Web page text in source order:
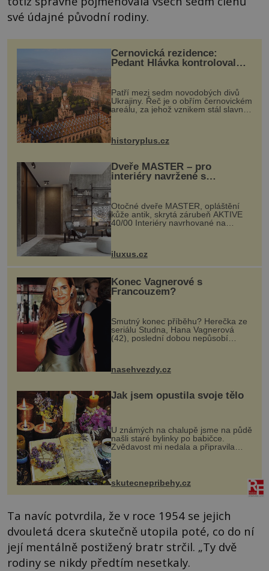
své údajné původní rodiny.
Černovická rezidence:
Pedant Hlávka kontroloval
Patří mezi sedm novodobých divů
Ukrajiny. Řeč je o obřím černovickém
areálu, za jehož vznikem stál slavný
český architekt Josef Hlávka. Ten si
na něm dal mimořádně záležet. Jeho
stavební plány by při ...
historyplus.cz
Dveře MASTER – pro
interiéry navržené s
rozumem i vášní!
Otočné dveře MASTER, opláštění
kůže antik, skrytá zárubeň AKTIVE
40/00 Interiéry navrhované na
zakázku často vyžadují atypické
rozměry nejen nábytku, ale i
dnes umož...
iluxus.cz
Konec Vagnerové s
Francouzem?
Smutný konec příběhu? Herečka ze
seriálu Studna, Hana Vagnerová
(42), poslední dobou nepůsobí
nasehvezdy.cz
Jak jsem opustila svoje tělo
U známých na chalupě jsme na půdě
našli staré bylinky po babičce.
Zvědavost mi nedala a připravila
jsem si z nich lektvar… Zimní pobyt
na chalupě se pro mě vlastní vinou
změnil v děsivý zážitek, na kt...
skutecnepribehy.cz
Ta navíc potvrdila, že v roce 1954 se jejich
dvouletá dcera skutečně utopila poté, co do ní
její mentálně postižený bratr strčil. „Ty dvě
rodiny se nikdy předtím nesetkaly.